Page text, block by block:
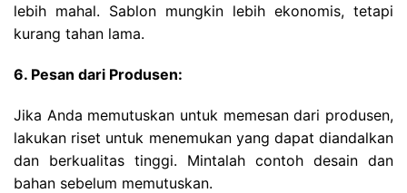
lebih mahal. Sablon mungkin lebih ekonomis, tetapi
kurang tahan lama.
6. Pesan dari Produsen:
Jika Anda memutuskan untuk memesan dari produsen,
lakukan riset untuk menemukan yang dapat diandalkan
dan berkualitas tinggi. Mintalah contoh desain dan
bahan sebelum memutuskan.